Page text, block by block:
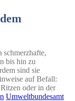
schmerzhafte,
bis hin zu
sind sie
auf Befall:
oder in der
Umweltbundesamt